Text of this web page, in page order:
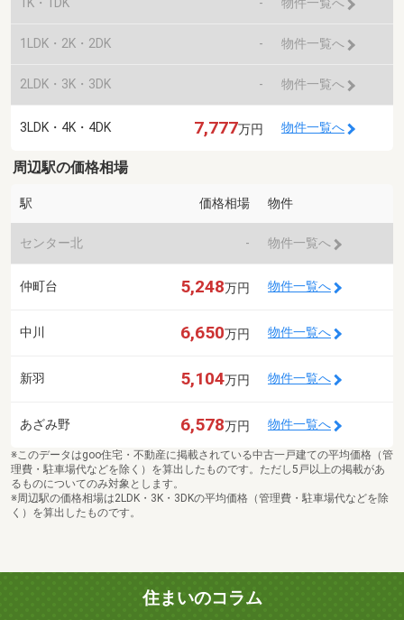
1K・1DK - 物件一覧へ
1LDK・2K・2DK - 物件一覧へ
2LDK・3K・3DK - 物件一覧へ
3LDK・4K・4DK 7,777万円 物件一覧へ
周辺駅の価格相場
駅 価格相場 物件
センター北 - 物件一覧へ
仲町台 5,248万円 物件一覧へ
中川 6,650万円 物件一覧へ
新羽 5,104万円 物件一覧へ
あざみ野 6,578万円 物件一覧へ
※このデータはgoo住宅・不動産に掲載されている中古一戸建ての平均価格（管
理費・駐車場代などを除く）を算出したものです。ただし5戸以上の掲載があ
るものについてのみ対象とします。
※周辺駅の価格相場は2LDK・3K・3DKの平均価格（管理費・駐車場代などを除
く）を算出したものです。
住まいのコラム